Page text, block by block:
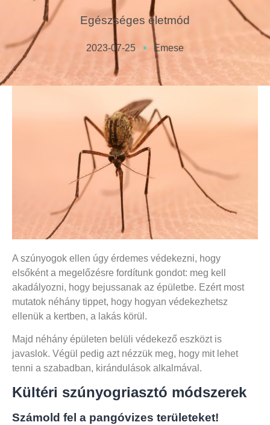
Egészséges életmód
2023-07-25 Emese
A szúnyogok ellen úgy érdemes védekezni, hogy
elsőként a megelőzésre fordítunk gondot: meg kell
akadályozni, hogy bejussanak az épületbe. Ezért most
mutatok néhány tippet, hogy hogyan védekezhetsz
ellenük a kertben, a lakás körül.
Majd néhány épületen belüli védekező eszközt is
javaslok. Végül pedig azt nézzük meg, hogy mit lehet
tenni a szabadban, kirándulások alkalmával.
Kültéri szúnyogriasztó módszerek
Számold fel a pangóvizes területeket!